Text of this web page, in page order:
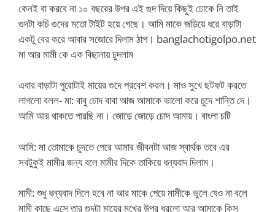
কেনই বা করবে না ১০ বছরের উপর এই গুদ দিয়ে কিছুই ঢোকে নি তাই
গুদটা কচি গুদের মতো টাইট হয়ে গেছে। আমি মাকে জড়িয়ে ধরে বাড়াটা
একটু বের করে আবার সজোরে দিলাম ঠাপ। banglachotigolpo.net
মা আর মামী কে এক বিছানায় চুদলাম
এবার বাড়াটা পুরোটাই মায়ের গুদে প্রবেশ করল। মাও সুখে ছটফট করতে
লাগলো বলল- মা: বাবু চোদ বাবা আজ আমাকে ভালো করে চুদে শান্তি দে।
আমি আর থাকতে পারছি না। জোড়ে জোড়ে চোদ আমায়। বাংলা চটি
আমি: মা তোমাকে চুদতে পেরে আমার জীবনটা আজ স্বার্থক তবে এর
সবটুকুই মামীর জন্য বলে মামীর দিকে তাকিয়ে ধন্যবাদ দিলাম।
মামী: শুধু ধন্যবাদ দিলে হবে না আর মাকে পেয়ে মামীকে ভুলে যেও না বলে
মামী কাছে এসে তার গুদটা মায়ের মুখের উপর ধরলো আর আমাকে কিস